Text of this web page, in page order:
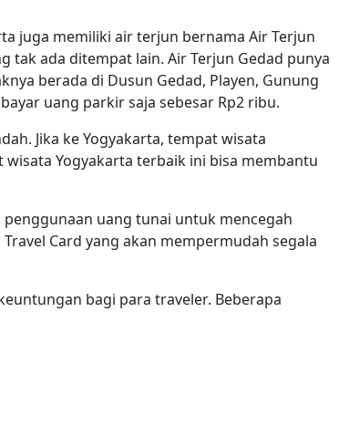
juga memiliki air terjun bernama Air Terjun
tak ada ditempat lain. Air Terjun Gedad punya
berada di Dusun Gedad, Playen, Gunung
uang parkir saja sebesar Rp2 ribu.
Jika ke Yogyakarta, tempat wisata
Yogyakarta terbaik ini bisa membantu
uang tunai untuk mencegah
Card yang akan mempermudah segala
bagi para traveler. Beberapa